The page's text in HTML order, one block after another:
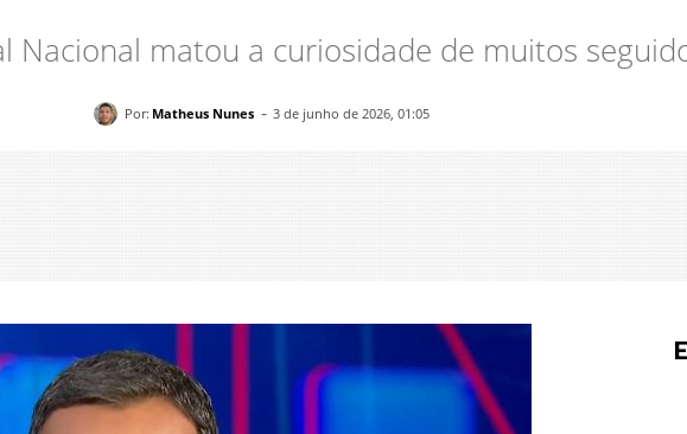
Nacional matou a curiosidade de muitos
Por: Matheus Nunes - 3 de junho de 2026, 01:05